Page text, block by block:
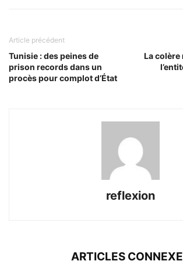
Article précédent
Tunisie : des peines de
prison records dans un
procès pour complot d’État
La
reflexion
ARTICLES